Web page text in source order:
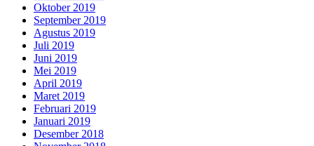
Oktober 2019
September 2019
Agustus 2019
Juli 2019
Juni 2019
Mei 2019
April 2019
Maret 2019
Februari 2019
Januari 2019
Desember 2018